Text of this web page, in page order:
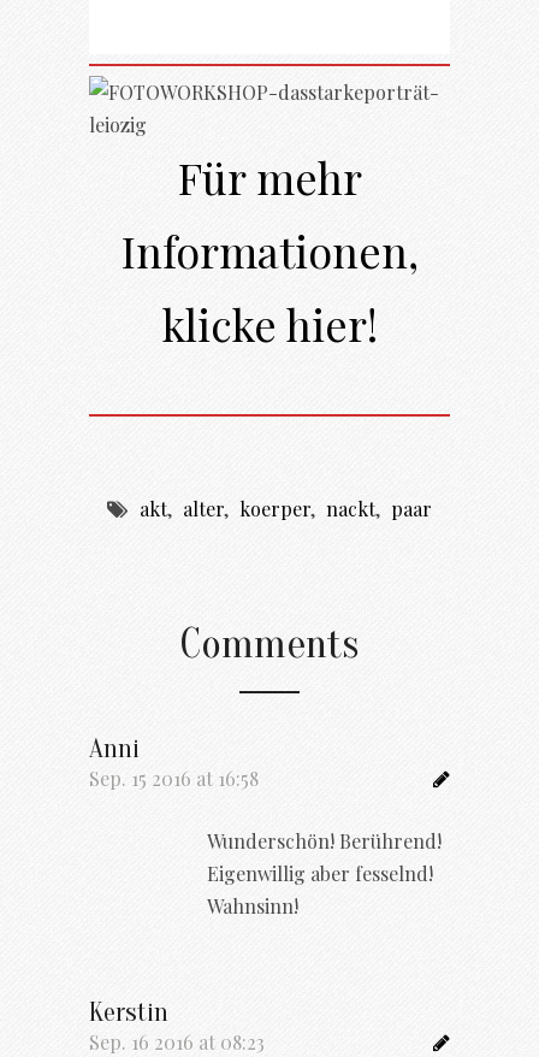
Für mehr
Informationen,
klicke hier!
akt, alter, koerper, nackt, paar
Comments
Anni
Sep. 15 2016 at 16:58
Wunderschön! Berührend!
Eigenwillig aber fesselnd!
Wahnsinn!
Kerstin
Sep. 16 2016 at 08:23